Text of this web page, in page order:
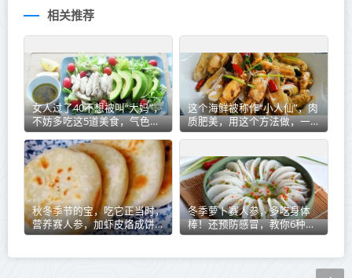
相关推荐
女人过了40不想被叫“大妈”，
不妨多吃这5道美食，气色好
皮肤好，显年轻！
这个海鲜被称作“小人仙”，肉
质肥美，用这个方法做，一盘
不够吃
秋冬季节的宝，吃它正当时，
营养赛人参，加虾皮烙成饼，
馋得不行
冬季萝卜赛人参，多吃身体
棒！还预防感冒，教你6种超
好吃的做法